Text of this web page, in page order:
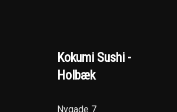
Kokumi Sushi -
Holbæk
Nygade 7